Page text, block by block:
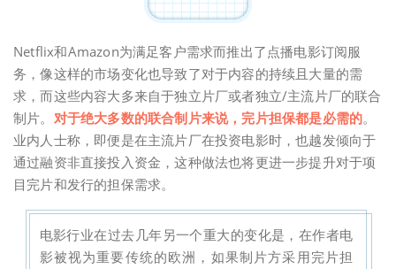
Netflix和Amazon为满足客户需求而推出了点播电影订阅服
务，像这样的市场变化也导致了对于内容的持续且大量的需
求，而这些内容大多来自于独立片厂或者独立/主流片厂的联合
制片。 对于绝大多数的联合制片来说，完片担保都是必需的。
业内人士称，即便是在主流片厂在投资电影时，也越发倾向于
通过融资非直接投入资金，这种做法也将更进一步提升对于项
目完片和发行的担保需求。
电影行业在过去几年另一个重大的变化是，在作者电
影被视为重要传统的欧洲，如果制片方采用完片担